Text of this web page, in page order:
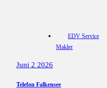
EDV Service
Makler
Juni 2 2026
Telefon Falkensee